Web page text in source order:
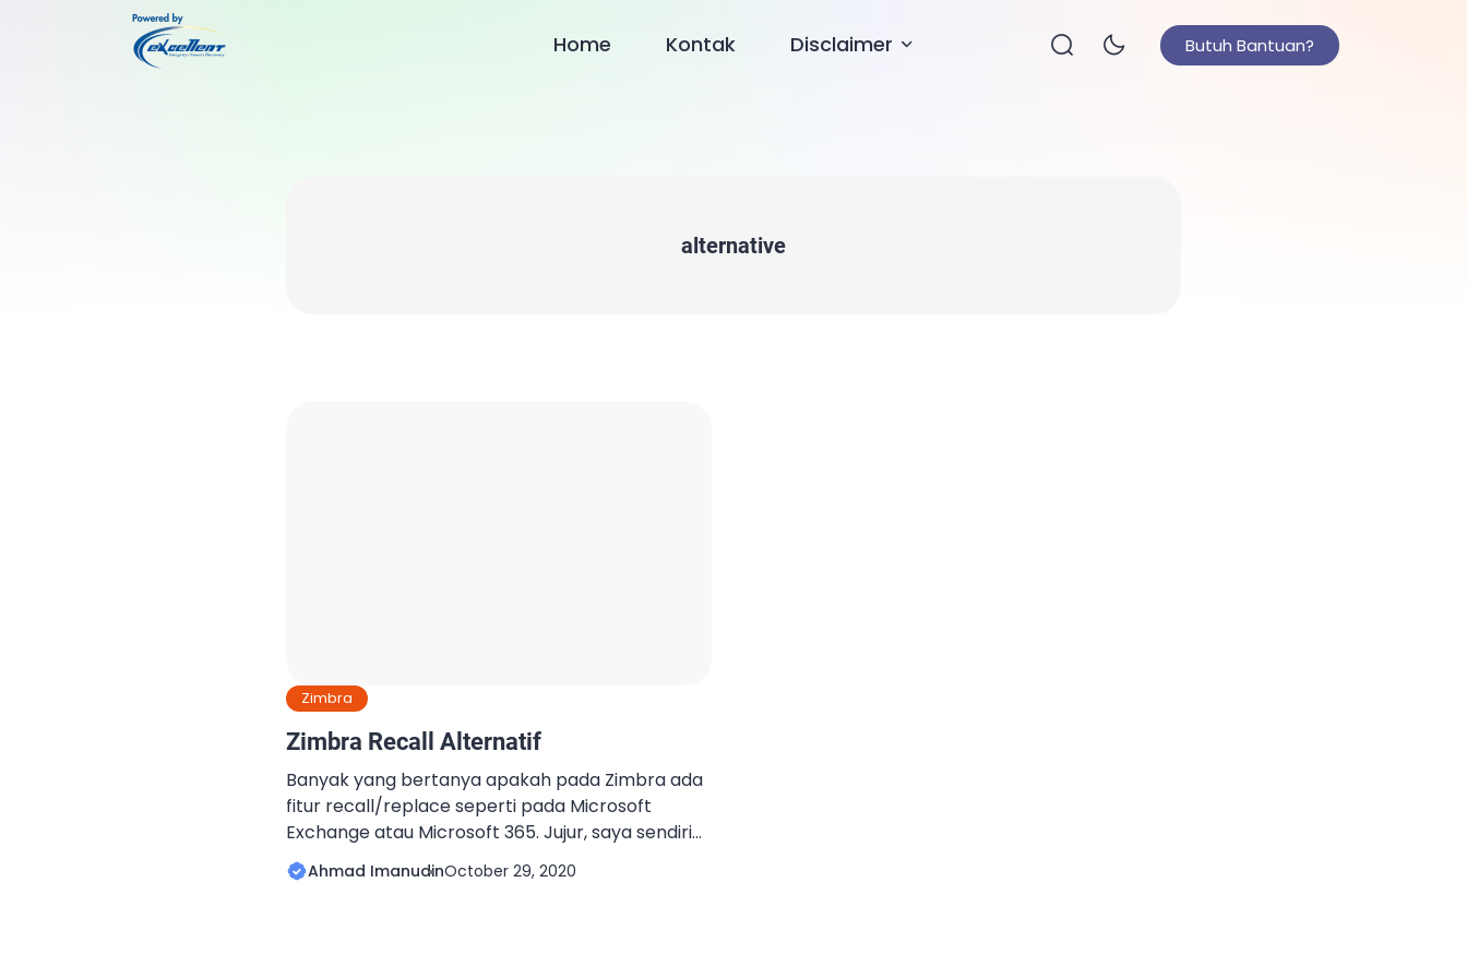
Home Kontak Disclaimer Butuh Bantuan?
alternative
Zimbra
Zimbra Recall Alternatif
Banyak yang bertanya apakah pada Zimbra ada
fitur recall/replace seperti pada Microsoft
Exchange atau Microsoft 365. Jujur, saya sendiri
belum pernah menggunakan Microsoft
Exchange. Jika sekedar instalasi, mungkin pernah.
Ahmad ImanudinOctober 29, 2020